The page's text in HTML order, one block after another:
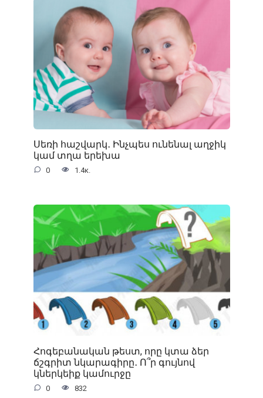
Սեռի հաշվարկ․ Ինչպես ունենալ աղջիկ
կամ տղա երեխա
0 1.4к.
Հոգեբանական թեստ, որը կտա ձեր
ճշգրիտ նկարագիրը․ Ո՞ր գույնով
կներկեիք կամուրջը
0 832